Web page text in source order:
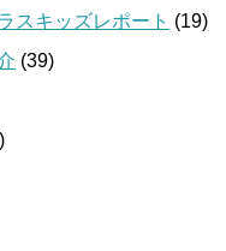
スキッズレポート (19)
(39)